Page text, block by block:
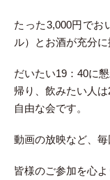
たった3,000円でお
ル）とお酒が充分
だいたい19：40に
帰り、飲みたい人
自由な会です。
動画の放映など、毎
皆様のご参加を心